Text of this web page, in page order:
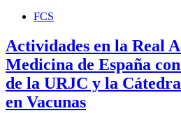
FCS
Actividades en la Real
Medicina de España
de la URJC y la
en Vacunas